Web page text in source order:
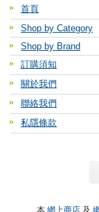
首頁
Shop by Category
Shop by Brand
訂購須知
關於我們
聯絡我們
私隱條款
本 網上商店 及